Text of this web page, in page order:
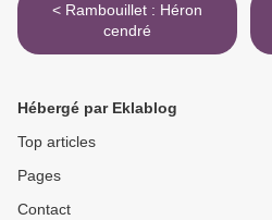
< Rambouillet : Héron
cendré
Hébergé par Eklablog
Top articles
Pages
Contact